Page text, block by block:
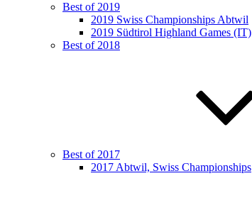
Best of 2019
2019 Swiss Championships Abtwil
2019 Südtirol Highland Games (IT)
Best of 2018
Best of 2017
2017 Abtwil, Swiss Championships